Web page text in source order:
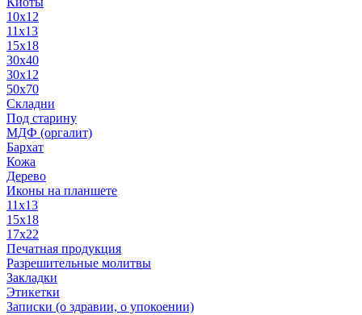
10x12
11x13
15x18
30x40
30х12
50x70
Складни
Под старину
МДФ (оргалит)
Бархат
Кожа
Дерево
Иконы на планшете
11х13
15х18
17х22
Печатная продукция
Разрешительные молитвы
Закладки
Этикетки
Записки (о здравии, о упокоении)